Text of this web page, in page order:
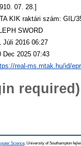
07. 28.]
KIK raktári szám: GIL/
SWORD
Júli 2016 06:27
Dec 2025 07:43
real-ms.mtak.hu/id/
required)
Science , University of Southampton